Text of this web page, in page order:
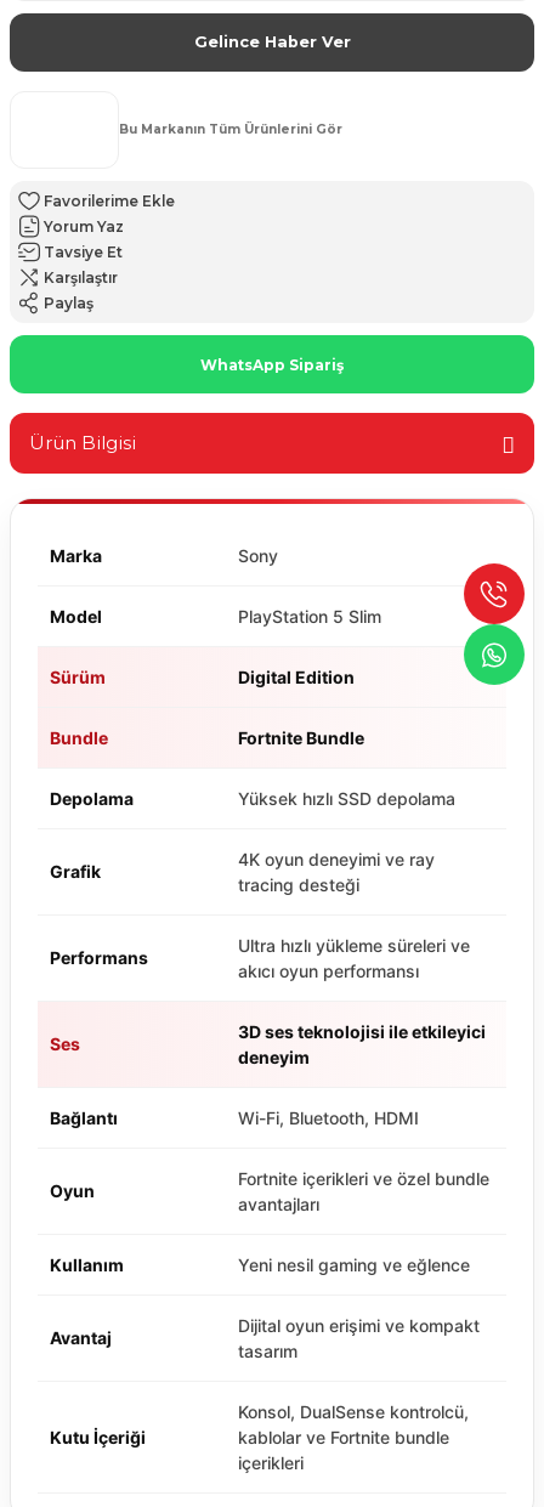
Gelince Haber Ver
Bu Markanın Tüm Ürünlerini Gör
Yorum Yaz
Tavsiye Et
Karşılaştır
Paylaş
WhatsApp Sipariş
Ürün Bilgisi
Marka Sony
Model PlayStation 5 Slim
Sürüm Digital Edition
Bundle Fortnite Bundle
Depolama Yüksek hızlı SSD depolama
Grafik
4K oyun deneyimi ve ray
tracing desteği
Performans
Ultra hızlı yükleme süreleri ve
akıcı oyun performansı
Ses
3D ses teknolojisi ile etkileyici
deneyim
Bağlantı Wi-Fi, Bluetooth, HDMI
Oyun
Fortnite içerikleri ve özel bundle
avantajları
Kullanım Yeni nesil gaming ve eğlence
Avantaj
Dijital oyun erişimi ve kompakt
tasarım
Kutu İçeriği
Konsol, DualSense kontrolcü,
kablolar ve Fortnite bundle
içerikleri